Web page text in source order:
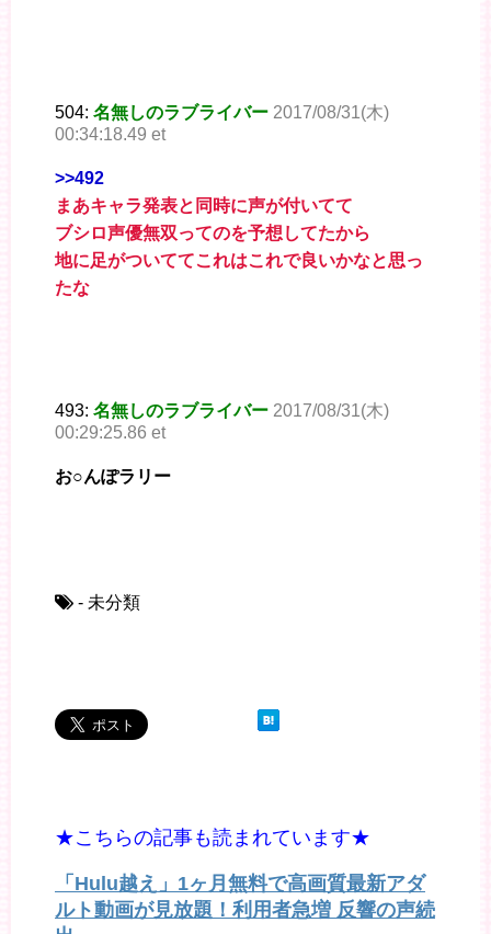
504: 名無しのラブライバー 2017/08/31(木)
00:34:18.49 et
>>492
まあキャラ発表と同時に声が付いてて
ブシロ声優無双ってのを予想してたから
地に足がついててこれはこれで良いかなと思っ
たな
493: 名無しのラブライバー 2017/08/31(木)
00:29:25.86 et
お○んぽラリー
- 未分類
★こちらの記事も読まれています★
「Hulu越え」1ヶ月無料で高画質最新アダ
ルト動画が見放題！利用者急増 反響の声続